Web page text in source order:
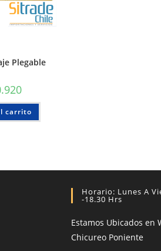
Plegable
carrito
Horario: Lunes A
-18.30 Hrs
Estamos Ubicados en
Chicureo Poniente